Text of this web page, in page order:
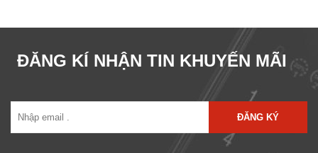
ĐĂNG KÍ NHẬN TIN KHUYẾN MÃI
ĐĂNG KÝ